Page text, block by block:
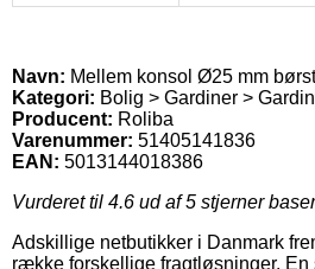
Navn: Mellem konsol Ø25 mm
Kategori: Bolig > Gardiner >
Producent: Roliba
Varenummer: 51405141836
EAN: 5013144018386
Vurderet til 4.6 ud af 5 stjerner
Adskillige netbutikker i Danmark
række forskellige fragtløsninger. En